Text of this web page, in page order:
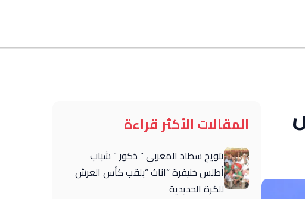
المقالات الأكثر قراءة
تتويج سطاد المغربي ” ذكور ” شباب
أطلس خنيفرة “اناث “بلقب كأس العرش
للكرة الحديدية